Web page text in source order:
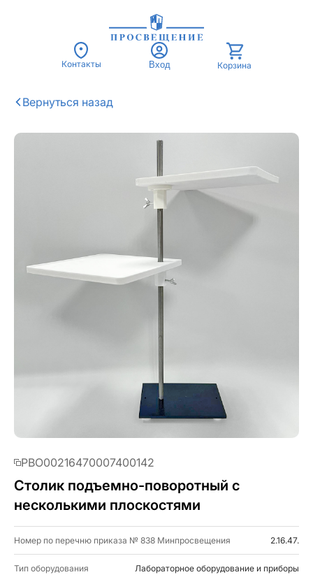
Контакты Вход Корзина
PBO00216470007400142
Столик подъемно-поворотный с
несколькими плоскостями
Номер по перечню приказа № 838 Минпросвещения 2.16.47.
Тип оборудования Лабораторное оборудование и приборы